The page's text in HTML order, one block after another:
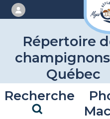
Répertoire
Québec
Recherche